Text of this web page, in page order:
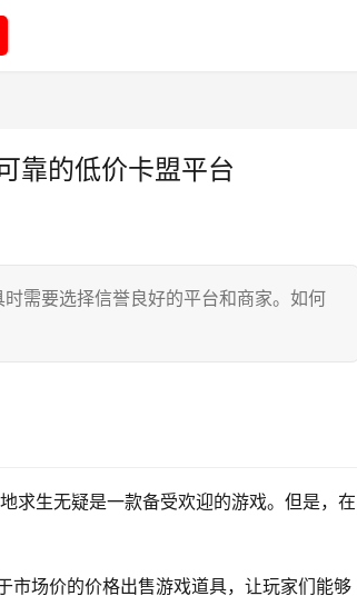
靠的低价卡盟平台
需要选择信誉良好的平台和商家。如何
求生无疑是一款备受欢迎的游戏。但是，在
市场价的价格出售游戏道具，让玩家们能够